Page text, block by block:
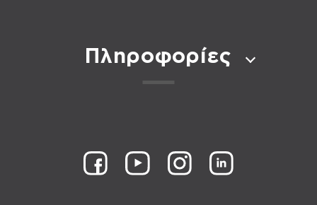
Πληροφορίες